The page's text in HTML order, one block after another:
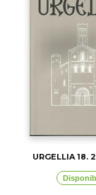
URGELLIA 18.